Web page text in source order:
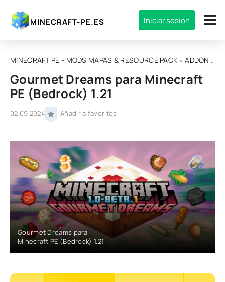
MINECRAFT-PE.ES Iniciar sesión
MINECRAFT PE - MODS MAPAS & RESOURCE PACK »ADDONS
Gourmet Dreams para Minecraft
PE (Bedrock) 1.21
02.09.2024 Añadir a favoritos
Gourmet Dreams para
Minecraft PE (Bedrock) 1.21